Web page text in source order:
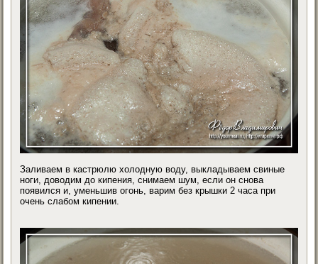
Заливаем в кастрюлю холодную воду, выкладываем свиные
ноги, доводим до кипения, снимаем шум, если он снова
появился и, уменьшив огонь, варим без крышки 2 часа при
очень слабом кипении.